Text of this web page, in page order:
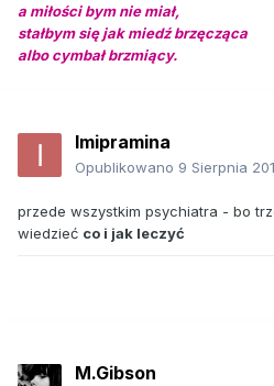
a miłości bym nie miał,
stałbym się jak miedź brzęcząca
albo cymbał brzmiący.
Imipramina
Opublikowano 9 Sierpnia
przede wszystkim psychiatra - bo
wiedzieć co i jak leczyć
M.Gibson